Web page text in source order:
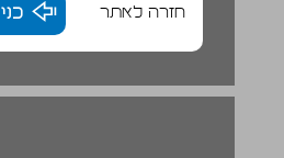
חזרה לאתר
יחידה 2 מעורב ירושלמי ... 26